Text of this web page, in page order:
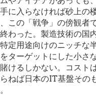
に入らなければ砂上の
この「戦争」の傍観者
わった。製造技術の国
定用途向けのニッチな
ターゲットにした小さ
けるしかない。コスト
ねば日本のIT基盤その